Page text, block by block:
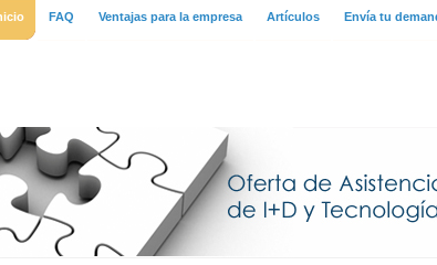
FAQ Ventajas para la empresa Artículos Envía tu